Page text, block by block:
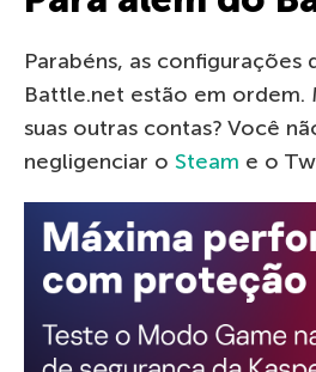
Parabéns, as configurações
Battle.net estão em ordem.
suas outras contas? Você
negligenciar o Steam e o